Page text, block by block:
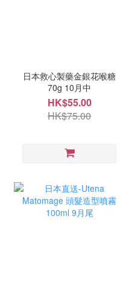
日本救心製藥金銀花喉糖
70g 10月中
HK$55.00
HK$75.00